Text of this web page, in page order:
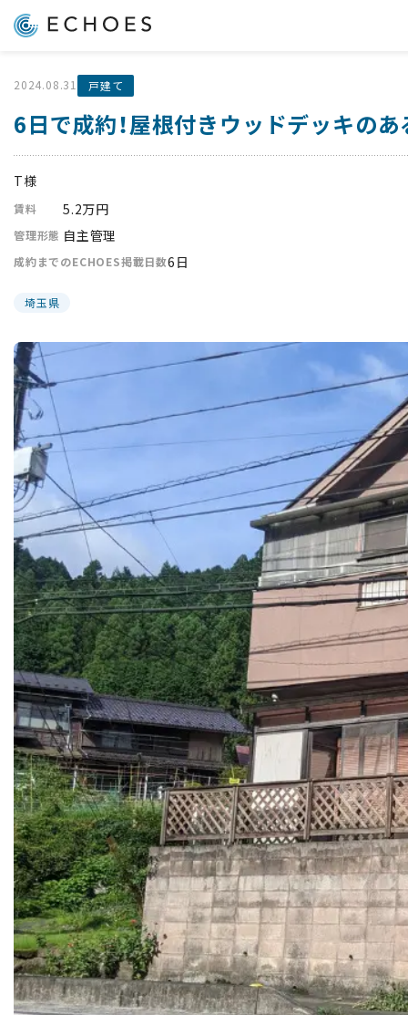
2024.08.31 戸建て
6日で成約！屋根付きウッドデッキの
T様
賃料 5.2万円
管理形態 自主管理
成約までのECHOES掲載日数6日
埼玉県